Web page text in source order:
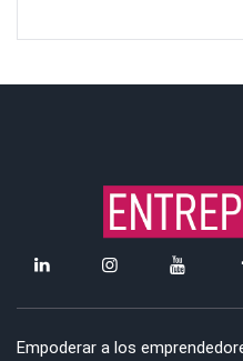
Empoderar a los